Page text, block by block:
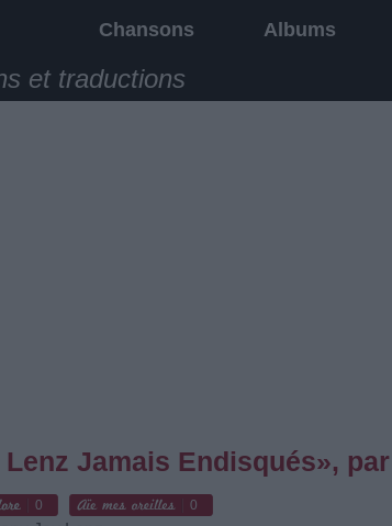
Chansons Albums
et traductions
Jamais Endisqués»,
0 0